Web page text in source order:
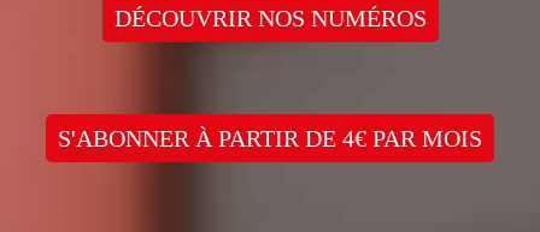
DÉCOUVRIR NOS NUMÉROS
S'ABONNER À PARTIR DE 4€ PAR MOIS